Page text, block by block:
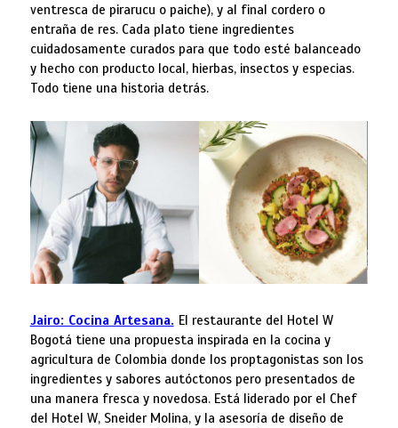
ventresca de pirarucu o paiche), y al final cordero o
entraña de res. Cada plato tiene ingredientes
cuidadosamente curados para que todo esté balanceado
y hecho con producto local, hierbas, insectos y especias.
Todo tiene una historia detrás.
Jairo: Cocina Artesana. El restaurante del Hotel W
Bogotá tiene una propuesta inspirada en la cocina y
agricultura de Colombia donde los proptagonistas son los
ingredientes y sabores autóctonos pero presentados de
una manera fresca y novedosa. Está liderado por el Chef
del Hotel W, Sneider Molina, y la asesoría de diseño de